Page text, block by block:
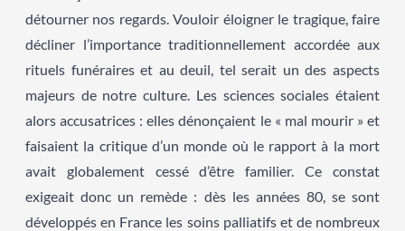
détourner nos regards. Vouloir éloigner le tragique, faire
décliner l’importance traditionnellement accordée aux
rituels funéraires et au deuil, tel serait un des aspects
majeurs de notre culture. Les sciences sociales étaient
alors accusatrices : elles dénonçaient le « mal mourir » et
faisaient la critique d’un monde où le rapport à la mort
avait globalement cessé d’être familier. Ce constat
exigeait donc un remède : dès les années 80, se sont
développés en France les soins palliatifs et de nombreux